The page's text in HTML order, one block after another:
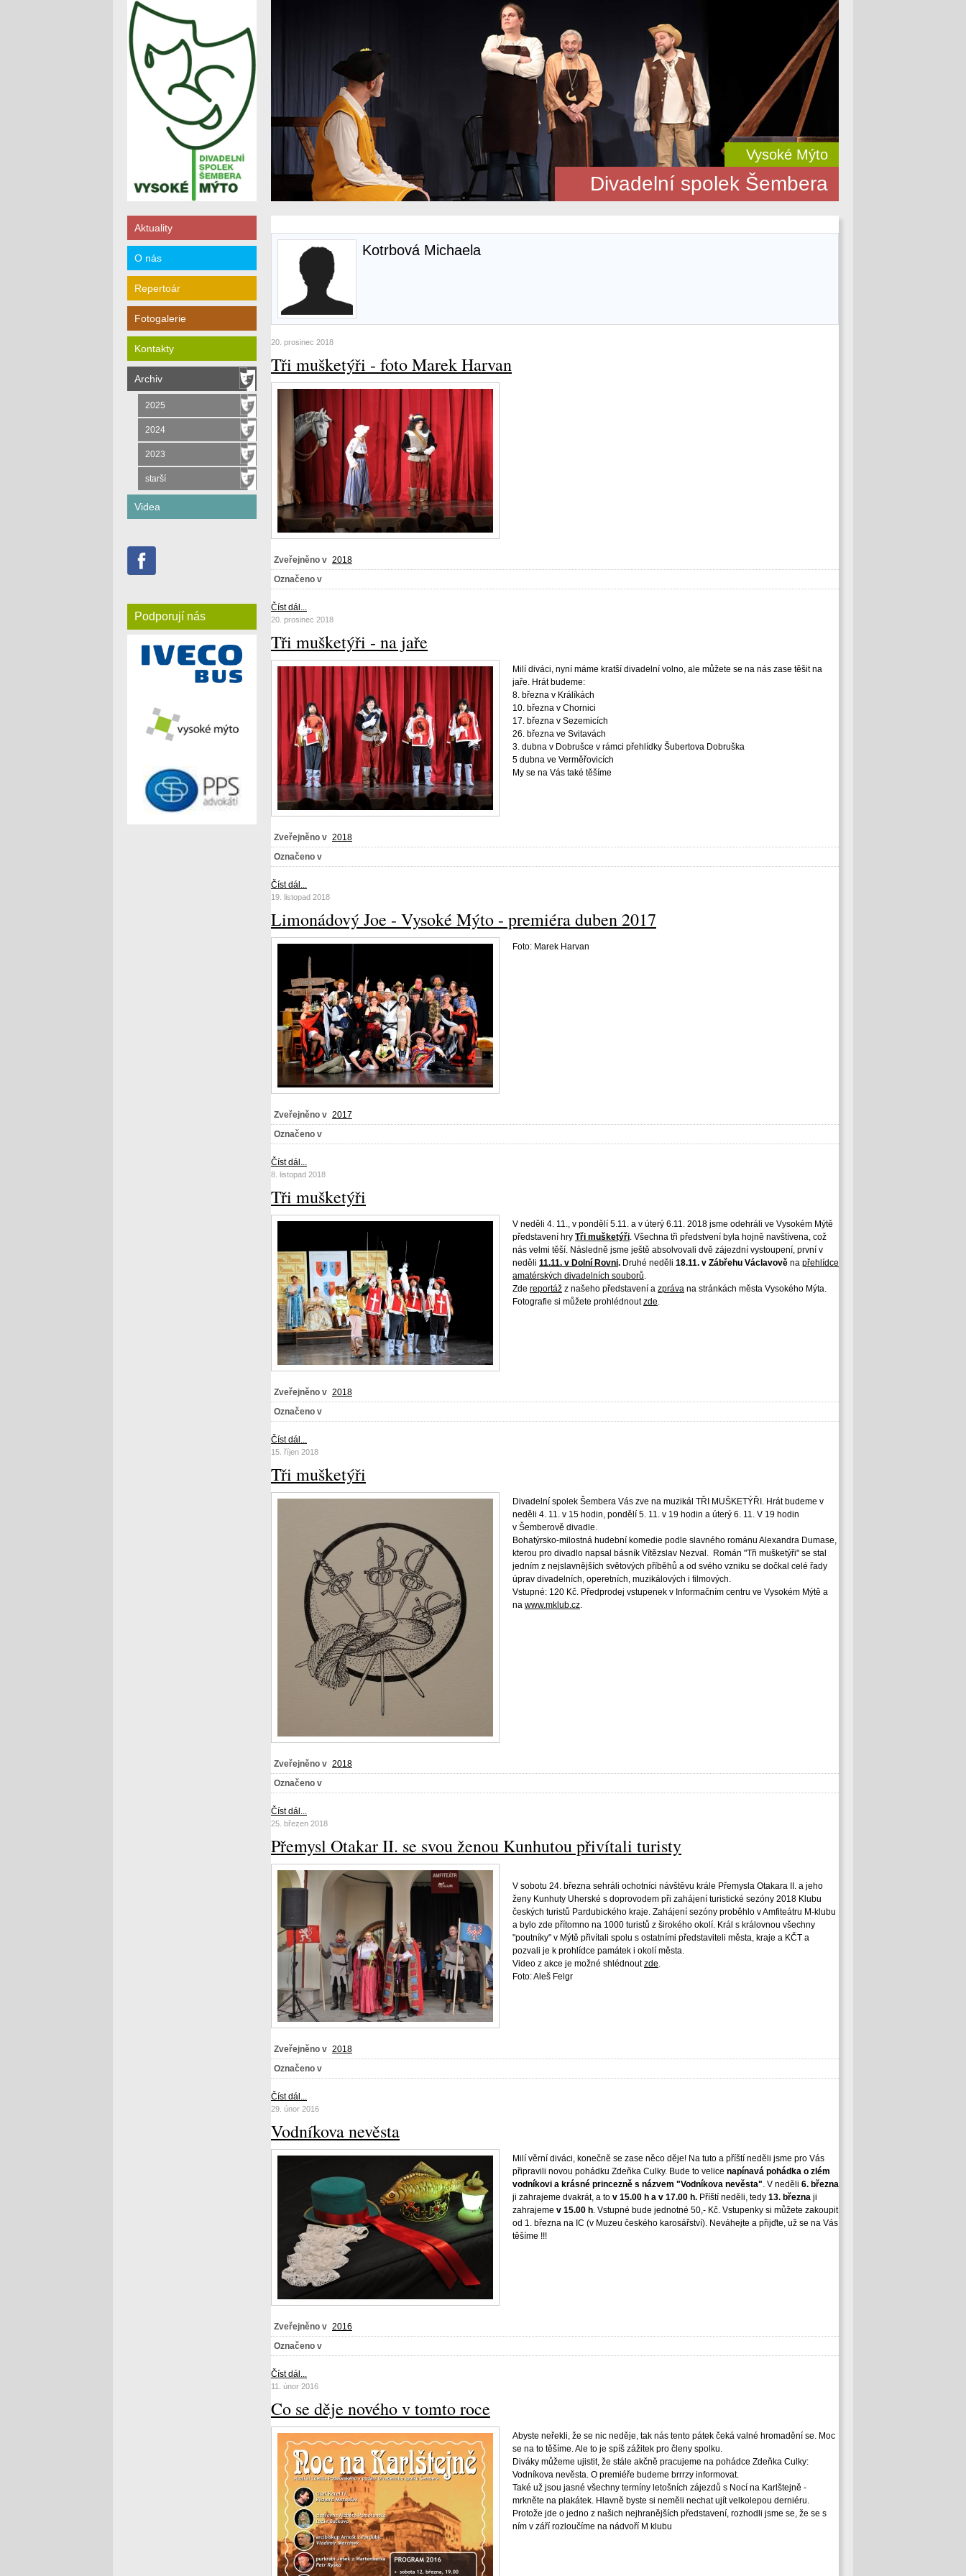
Divadelní spolek Šembera
Vysoké Mýto
Aktuality
O nás
Repertoár
Fotogalerie
Kontakty
Archiv
2025
2024
2023
starší
Videa
Podporují nás
Kotrbová Michaela
20. prosinec 2018
Tři mušketýři - foto Marek Harvan
Zveřejněno v 2018
Označeno v
Číst dál...
20. prosinec 2018
Tři mušketýři - na jaře
Milí diváci, nyní máme kratší divadelní volno, ale můžete se na nás zase těšit na
jaře. Hrát budeme:
8. března v Králíkách
10. března v Chornici
17. března v Sezemicích
26. března ve Svitavách
3. dubna v Dobrušce v rámci přehlídky Šubertova Dobruška
5 dubna ve Verměřovicích
My se na Vás také těšíme
Zveřejněno v 2018
Označeno v
Číst dál...
19. listopad 2018
Limonádový Joe - Vysoké Mýto - premiéra duben 2017
Foto: Marek Harvan
Zveřejněno v 2017
Označeno v
Číst dál...
8. listopad 2018
Tři mušketýři
V neděli 4. 11., v pondělí 5.11. a v úterý 6.11. 2018 jsme odehráli ve Vysokém Mýtě
představení hry Tři mušketýři. Všechna tři předstvení byla hojně navštívena, což
nás velmi těší. Následně jsme ještě absolvovali dvě zájezdní vystoupení, první v
neděli 11.11. v Dolní Rovni. Druhé neděli 18.11. v Zábřehu Václavově na přehlídce
amatérských divadelních souborů.
Zde reportáž z našeho představení a zpráva na stránkách města Vysokého Mýta.
Fotografie si můžete prohlédnoutzde.
Zveřejněno v 2018
Označeno v
Číst dál...
15. říjen 2018
Tři mušketýři
Divadelní spolek Šembera Vás zve na muzikál TŘI MUŠKETÝŘI. Hrát budeme v
neděli 4. 11. v 15 hodin, pondělí 5. 11. v 19 hodin a úterý 6. 11. V 19 hodin
v Šemberově divadle.
Bohatýrsko-milostná hudební komedie podle slavného románu Alexandra Dumase,
kterou pro divadlo napsal básník Vítězslav Nezval. Román "Tři mušketýři" se stal
jedním z nejslavnějších světových příběhů a od svého vzniku se dočkal celé řady
úprav divadelních, operetních, muzikálových i filmových.
Vstupné: 120 Kč. Předprodej vstupenek v Informačním centru ve Vysokém Mýtě a
na www.mklub.cz.
Zveřejněno v 2018
Označeno v
Číst dál...
25. březen 2018
Přemysl Otakar II. se svou ženou Kunhutou přivítali turisty
V sobotu 24. března sehráli ochotníci návštěvu krále Přemysla Otakara II. a jeho
ženy Kunhuty Uherské s doprovodem při zahájení turistické sezóny 2018 Klubu
českých turistů Pardubického kraje. Zahájení sezóny proběhlo v Amfiteátru M-klubu
a bylo zde přítomno na 1000 turistů z širokého okolí. Král s královnou všechny
"poutníky" v Mýtě přivítali spolu s ostatními představiteli města, kraje a KČT a
pozvali je k prohlídce památek i okolí města.
Video z akce je možné shlédnoutzde.
Foto: Aleš Felgr
Zveřejněno v 2018
Označeno v
Číst dál...
29. únor 2016
Vodníkova nevěsta
Milí věrní diváci, konečně se zase něco děje! Na tuto a příští neděli jsme pro Vás
připravili novou pohádku Zdeňka Culky. Bude to velice napínavá pohádka o zlém
vodníkovi a krásné princezně s názvem "Vodníkova nevěsta". V neděli 6. března
ji zahrajeme dvakrát, a to v 15.00 h a v 17.00 h. Příští neděli, tedy 13. března ji
zahrajeme v 15.00 h. Vstupné bude jednotné 50,- Kč. Vstupenky si můžete zakoupit
od 1. března na IC (v Muzeu českého karosářství). Neváhejte a přijďte, už se na Vás
těšíme !!!
Zveřejněno v 2016
Označeno v
Číst dál...
11. únor 2016
Co se děje nového v tomto roce
Abyste neřekli, že se nic neděje, tak nás tento pátek čeká valné hromadění se. Moc
se na to těšíme. Ale to je spíš zážitek pro členy spolku.
Diváky můžeme ujistit, že stále akčně pracujeme na pohádce Zdeňka Culky:
Vodníkova nevěsta. O premiéře budeme brrrzy informovat.
Také už jsou jasné všechny termíny letošních zájezdů s Nocí na Karlštejně -
mrkněte na plakátek. Hlavně byste si neměli nechat ujít velkolepou derniéru.
Protože jde o jedno z našich nejhranějších představení, rozhodli jsme se, že se s
ním v září rozloučíme na nádvoří M klubu